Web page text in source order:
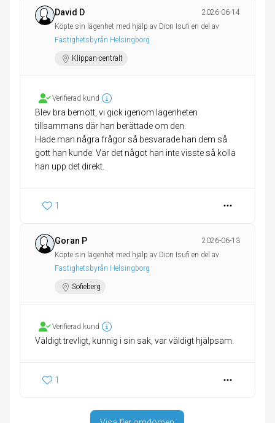
David D
2026-06-14
Köpte sin lägenhet med hjälp av Dion Isufi en del av
Fastighetsbyrån Helsingborg
Klippan-centralt
Verifierad kund
Blev bra bemött, vi gick igenom lägenheten
tillsammans där han berättade om den.
Hade man några frågor så besvarade han dem så
gott han kunde. Var det något han inte visste så kolla
han upp det direkt.
1
Goran P
2026-06-13
Köpte sin lägenhet med hjälp av Dion Isufi en del av
Fastighetsbyrån Helsingborg
Sofieberg
Verifierad kund
Väldigt trevligt, kunnig i sin sak, var väldigt hjälpsam.
1